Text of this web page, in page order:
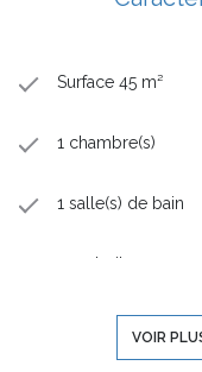
Surface 45 m²
1 chambre(s)
1 salle(s) de bain
construit en 2025
cuisine
VOIR